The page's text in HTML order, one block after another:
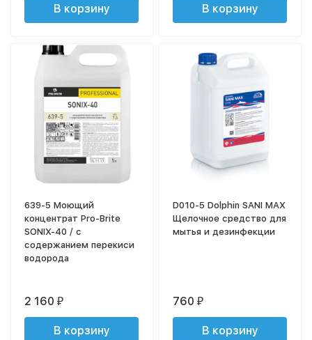
В корзину В корзину
639-5 Моющий
концентрат Pro-Brite
SONIX-40 / с
содержанием перекиси
водорода
2 160₽
В корзину
D010-5 Dolphin SANI MAX
Щелочное средство для
мытья и дезинфекции
760₽
В корзину